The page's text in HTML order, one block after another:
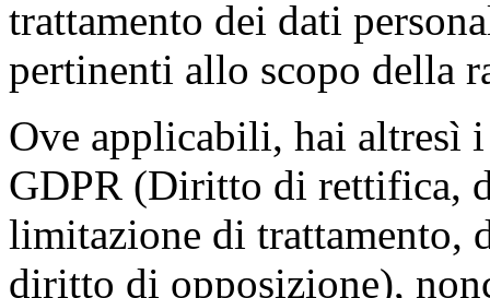
trattamento dei dati
pertinenti allo scopo della
Ove applicabili, hai
GDPR (Diritto di rettifica,
limitazione di trattamento,
diritto di opposizione),